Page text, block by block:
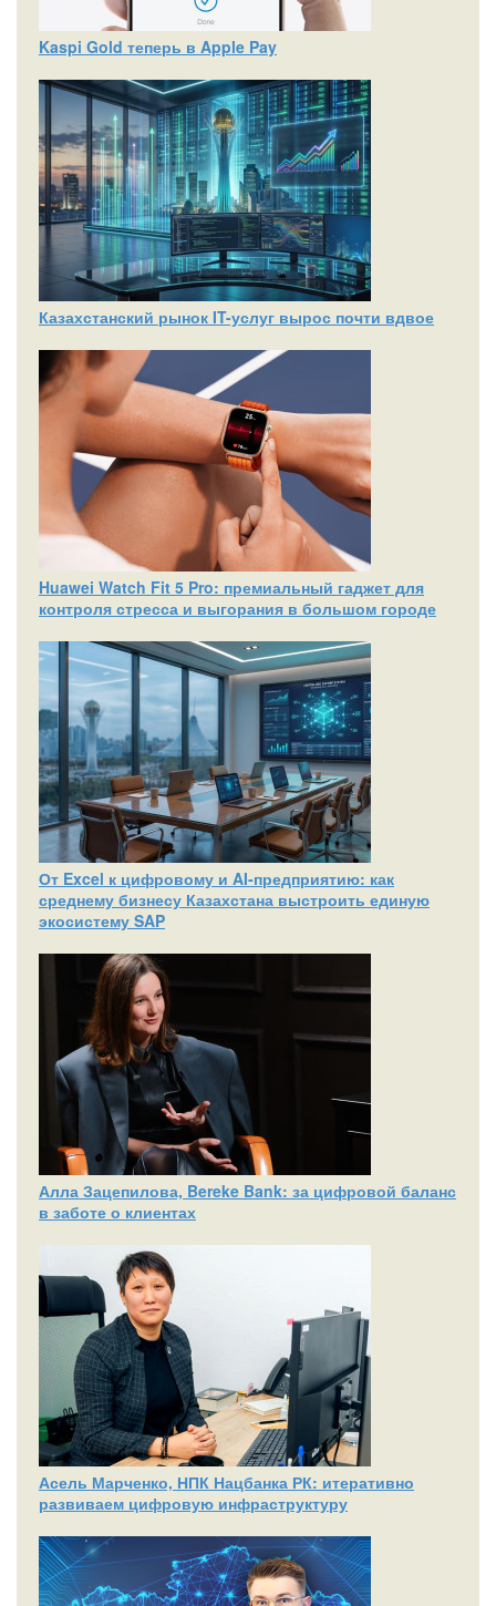
Kaspi Gold теперь в Apple Pay
Казахстанский рынок IT-услуг вырос почти вдвое
Huawei Watch Fit 5 Pro: премиальный гаджет для
контроля стресса и выгорания в большом городе
От Excel к цифровому и AI‑предприятию: как
среднему бизнесу Казахстана выстроить единую
экосистему SAP
Алла Зацепилова, Bereke Bank: за цифровой баланс
в заботе о клиентах
Асель Марченко, НПК Нацбанка РК: итеративно
развиваем цифровую инфраструктуру